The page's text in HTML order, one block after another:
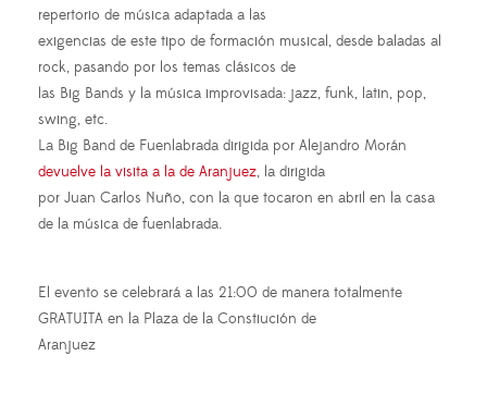
repertorio de música adaptada a las
exigencias de este tipo de formación musical, desde baladas al
rock, pasando por los temas clásicos de
las Big Bands y la música improvisada: jazz, funk, latin, pop,
swing, etc.
La Big Band de Fuenlabrada dirigida por Alejandro Morán
devuelve la visita a la de Aranjuez, la dirigida
por Juan Carlos Nuño, con la que tocaron en abril en la casa
de la música de fuenlabrada.
El evento se celebrará a las 21:00 de manera totalmente
GRATUITA en la Plaza de la Constiución de
Aranjuez